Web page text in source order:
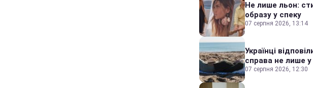
Не лише льон:
образу у спеку
07 серпня 2026, 13:14
Українці
справа не лише
07 серпня 2026, 12:30